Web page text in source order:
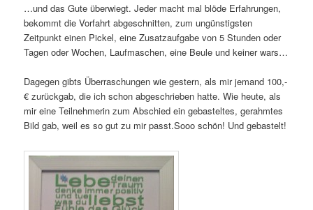
…und das Gute überwiegt. Jeder macht mal blöde Erfahrungen,
bekommt die Vorfahrt abgeschnitten, zum ungünstigsten
Zeitpunkt einen Pickel, eine Zusatzaufgabe von 5 Stunden oder
Tagen oder Wochen, Laufmaschen, eine Beule und keiner wars…
Dagegen gibts Überraschungen wie gestern, als mir jemand 100,-
€ zurückgab, die ich schon abgeschrieben hatte. Wie heute, als
mir eine Teilnehmerin zum Abschied ein gebasteltes, gerahmtes
Bild gab, weil es so gut zu mir passt.Sooo schön! Und gebastelt!